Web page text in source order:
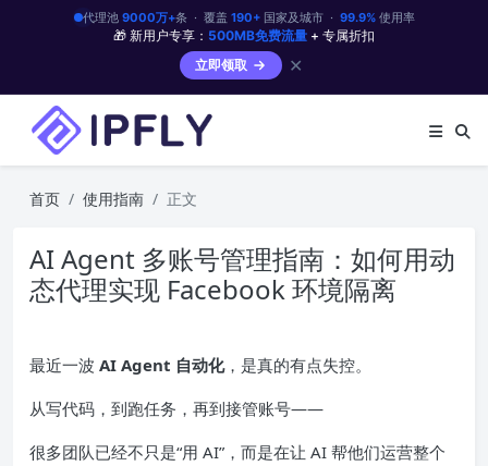
代理池 9000万+条 · 覆盖 190+国家及城市 · 99.9%使用率
🎁 新用户专享： 500MB免费流量 + 专属折扣
立即领取
✕
首页 使用指南 正文
AI Agent 多账号管理指南：如何用动
态代理实现 Facebook 环境隔离
最近一波 AI Agent 自动化，是真的有点失控。
从写代码，到跑任务，再到接管账号——
很多团队已经不只是“用 AI”，而是在让 AI 帮他们运营整个